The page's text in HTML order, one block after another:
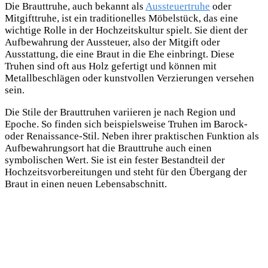
Die Brauttruhe, auch bekannt als Aussteuertruhe oder
Mitgifttruhe, ist ein traditionelles Möbelstück, das eine
wichtige Rolle in der Hochzeitskultur spielt. Sie dient der
Aufbewahrung der Aussteuer, also der Mitgift oder
Ausstattung, die eine Braut in die Ehe einbringt. Diese
Truhen sind oft aus Holz gefertigt und können mit
Metallbeschlägen oder kunstvollen Verzierungen versehen
sein.
Die Stile der Brauttruhen variieren je nach Region und
Epoche. So finden sich beispielsweise Truhen im Barock-
oder Renaissance-Stil. Neben ihrer praktischen Funktion als
Aufbewahrungsort hat die Brauttruhe auch einen
symbolischen Wert. Sie ist ein fester Bestandteil der
Hochzeitsvorbereitungen und steht für den Übergang der
Braut in einen neuen Lebensabschnitt.